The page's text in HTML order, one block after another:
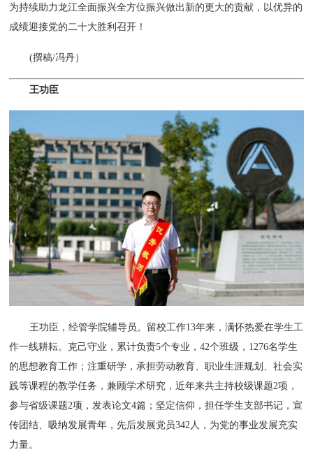
为持续助力龙江全面振兴全方位振兴做出新的更大的贡献，以优异的
成绩迎接党的二十大胜利召开！
(撰稿/冯丹）
王功臣
王功臣，经管学院辅导员。留校工作13年来，满怀热爱在学生工
作一线耕耘。克己守业，累计负责5个专业，42个班级，1276名学生
的思想教育工作；注重研学，承担劳动教育、职业生涯规划、社会实
践等课程的教学任务，兼顾学术研究，近年来共主持校级课题2项，
参与省级课题2项，发表论文4篇；坚定信仰，担任学生支部书记，宣
传团结、吸纳发展青年，先后发展党员342人，为党的事业发展充实
力量。